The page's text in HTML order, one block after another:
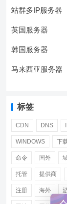
站群多IP服务器
英国服务器
韩国服务器
马来西亚服务器
标签
CDN DNS
WINDOWS 下
命令 国外
托管 提供商
注册 海外